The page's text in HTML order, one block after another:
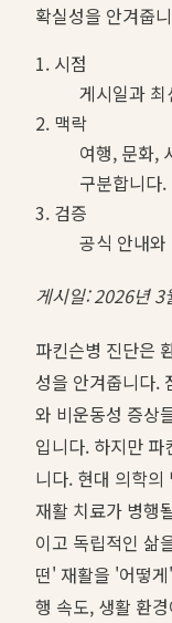
확실성을 안겨줍
1. 시점
게시일과
2. 맥락
여행, 문화,
구분합니다.
3. 검증
공식 안내
게시일: 2026년 3
파킨슨병 진단은
성을 안겨줍니다.
와 비운동성 증상
입니다. 하지만 파
니다. 현대 의학의
재활 치료가 병행
이고 독립적인 삶
떤' 재활을 '어떻
행 속도, 생활 환